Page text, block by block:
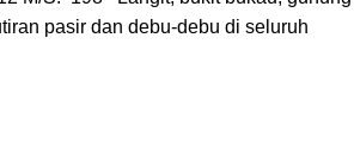
pasir dan debu-debu di seluruh